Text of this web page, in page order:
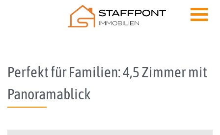
Perfekt für Familien: 4,5 Zimmer mit
Panoramablick